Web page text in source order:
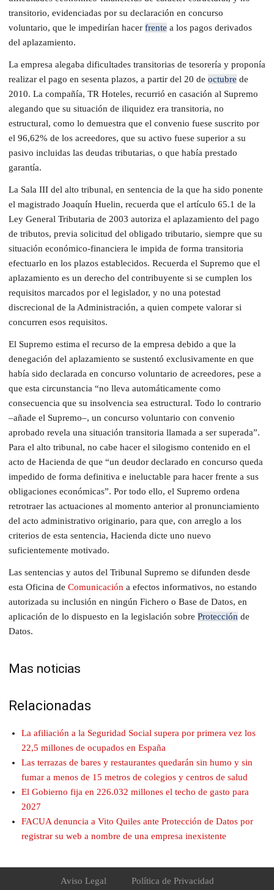
transitorio, evidenciadas por su declaración en concurso
voluntario, que le impedirían hacer frente a los pagos derivados
del aplazamiento.
La empresa alegaba dificultades transitorias de tesorería y proponía
realizar el pago en sesenta plazos, a partir del 20 de octubre de
2010. La compañía, TR Hoteles, recurrió en casación al Supremo
alegando que su situación de iliquidez era transitoria, no
estructural, como lo demuestra que el convenio fuese suscrito por
el 96,62% de los acreedores, que su activo fuese superior a su
pasivo incluidas las deudas tributarias, o que había prestado
garantía.
La Sala III del alto tribunal, en sentencia de la que ha sido ponente
el magistrado Joaquín Huelin, recuerda que el artículo 65.1 de la
Ley General Tributaria de 2003 autoriza el aplazamiento del pago
de tributos, previa solicitud del obligado tributario, siempre que su
situación económico-financiera le impida de forma transitoria
efectuarlo en los plazos establecidos. Recuerda el Supremo que el
aplazamiento es un derecho del contribuyente si se cumplen los
requisitos marcados por el legislador, y no una potestad
discrecional de la Administración, a quien compete valorar si
concurren esos requisitos.
El Supremo estima el recurso de la empresa debido a que la
denegación del aplazamiento se sustentó exclusivamente en que
había sido declarada en concurso voluntario de acreedores, pese a
que esta circunstancia “no lleva automáticamente como
consecuencia que su insolvencia sea estructural. Todo lo contrario
–añade el Supremo–, un concurso voluntario con convenio
aprobado revela una situación transitoria llamada a ser superada”.
Para el alto tribunal, no cabe hacer el silogismo contenido en el
acto de Hacienda de que “un deudor declarado en concurso queda
impedido de forma definitiva e ineluctable para hacer frente a sus
obligaciones económicas”. Por todo ello, el Supremo ordena
retrotraer las actuaciones al momento anterior al pronunciamiento
del acto administrativo originario, para que, con arreglo a los
criterios de esta sentencia, Hacienda dicte uno nuevo
suficientemente motivado.
Las sentencias y autos del Tribunal Supremo se difunden desde
esta Oficina de Comunicación a efectos informativos, no estando
autorizada su inclusión en ningún Fichero o Base de Datos, en
aplicación de lo dispuesto en la legislación sobre Protección de
Datos.
Mas noticias
Relacionadas
La afiliación a la Seguridad Social supera por primera vez los
22,5 millones de ocupados en España
Las terrazas de bares y restaurantes quedarán sin humo y sin
fumar a menos de 15 metros de colegios y centros de salud
El Gobierno fija en 226.032 millones el techo de gasto para
2027
FACUA denuncia a Vito Quiles ante Protección de Datos por
registrar su web a nombre de una empresa inexistente
Aviso Legal Política de Privacidad